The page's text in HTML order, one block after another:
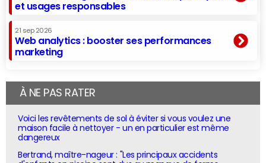
et usages responsables
21 sep 2026
Web analytics : booster ses performances
marketing
À NE PAS RATER
Voici les revêtements de sol à éviter si vous voulez une
maison facile à nettoyer - un en particulier est même
dangereux
Bertrand, maître-nageur : "Les principaux accidents